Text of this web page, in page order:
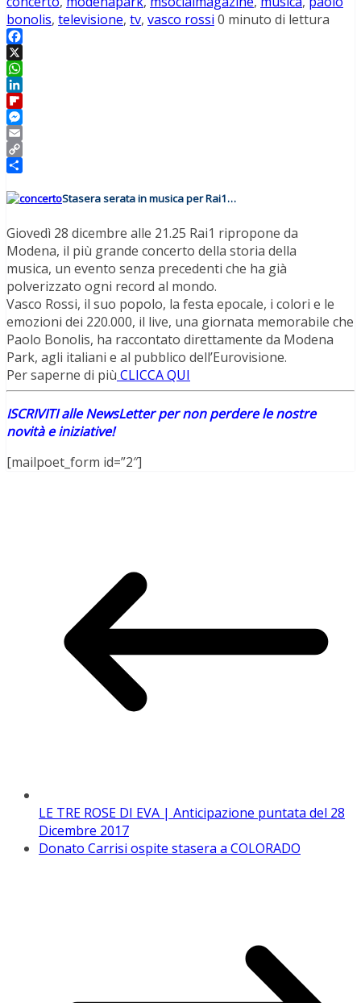
bonolis, televisione, tv, vasco rossi 0 minuto di lettura
Facebook
X
WhatsApp
LinkedIn
Flipboard
Messenger
Email
Copy
Stasera serata in musica per Rai1…
Giovedì 28 dicembre alle 21.25 Rai1 ripropone da
Modena, il più grande concerto della storia della
musica, un evento senza precedenti che ha già
polverizzato ogni record al mondo.
Vasco Rossi, il suo popolo, la festa epocale, i colori e le
emozioni dei 220.000, il live, una giornata memorabile che
Paolo Bonolis, ha raccontato direttamente da Modena
Park, agli italiani e al pubblico dell’Eurovisione.
Per saperne di più CLICCA QUI
ISCRIVITI alle NewsLetter per non perdere le nostre
novità e iniziative!
[mailpoet_form id=”2″]
LE TRE ROSE DI EVA | Anticipazione puntata del 28
Dicembre 2017
Donato Carrisi ospite stasera a COLORADO